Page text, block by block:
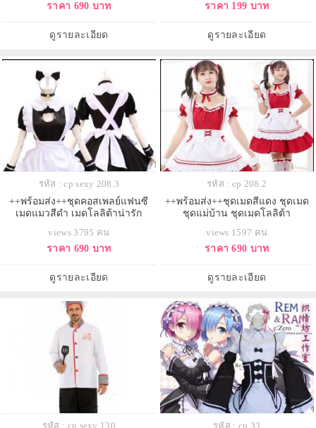
ราคา 690 บาท
ดูรายละเอียด
ราคา 199 บาท
ดูรายละเอียด
รหัส : cp sexy 208.3
++พร้อมส่ง++ชุดคอสเพลย์แฟนซี
เมดแมวสีดำ เมดโลลิต้าน่ารัก
views 3795 คน
ราคา 690 บาท
ดูรายละเอียด
รหัส : cp 208.2
++พร้อมส่ง++ชุดเมดสีแดง ชุดเมด
ชุดแม่บ้าน ชุดเมดโลลิต้า
views 1597 คน
ราคา 690 บาท
ดูรายละเอียด
รหัส : cp sexy 130
รหัส : cp 33